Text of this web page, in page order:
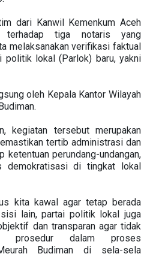
dari Kanwil Kemenkum Aceh
terhadap tiga notaris yang
melaksanakan verifikasi faktual
politik lokal (Parlok) baru, yakni
oleh Kepala Kantor Wilayah
kegiatan tersebut merupakan
tertib administrasi dan
ketentuan perundang-undangan,
demokratisasi di tingkat lokal
kita kawal agar tetap berada
lain, partai politik lokal juga
dan transparan agar tidak
prosedur dalam proses
Budiman di sela-sela